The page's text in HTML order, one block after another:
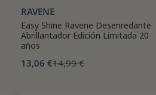
RAVENE
Easy Shine Ravene Desenredante
Abrillantador Edición Limitada 20
años
13,06 €14,99 €